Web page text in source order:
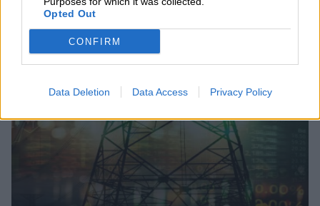
Opted Out
CONFIRM
Data Deletion Data Access Privacy Policy